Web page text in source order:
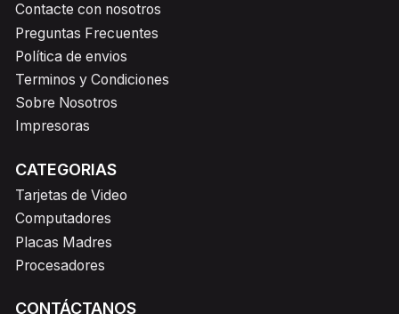
Contacte con nosotros
Preguntas Frecuentes
Política de envios
Terminos y Condiciones
Sobre Nosotros
Impresoras
CATEGORIAS
Tarjetas de Video
Computadores
Placas Madres
Procesadores
CONTÁCTANOS